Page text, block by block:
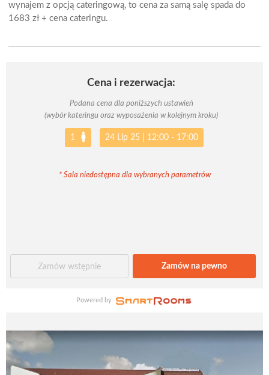
wynajem z opcją cateringową, to cena za samą salę spada do
1683 zł + cena cateringu.
Cena i rezerwacja:
Podana cena dla poniższych ustawień
(wybór kateringu oraz wyposażenia w kolejnym kroku)
1 24 Lip 25 12:00 - 17:00
* Sala niedostępna dla wybranych parametrów
Zamów wstępnie Zamów na pewno
Powered by